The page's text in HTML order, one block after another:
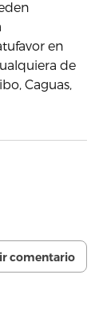
en
de
Caguas,
comentario